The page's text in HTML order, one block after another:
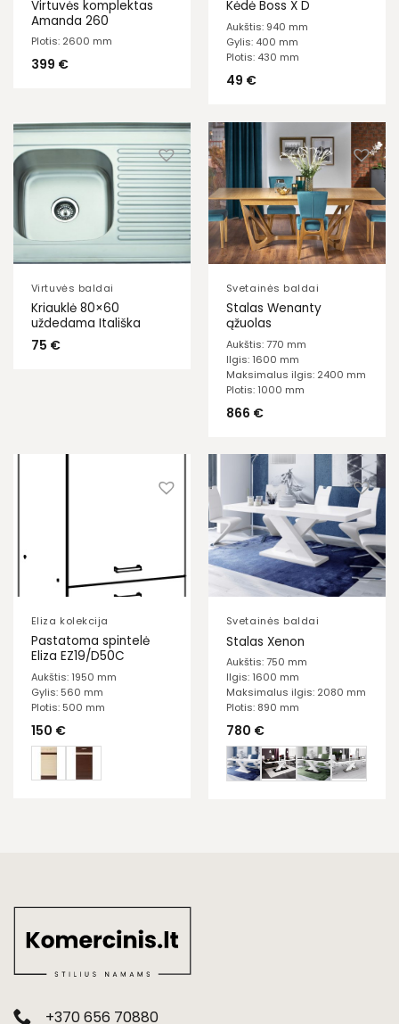
Virtuvės komplektas
Amanda 260
Plotis: 2600 mm
399 €
Kėdė Boss X D
Aukštis: 940 mm
Gylis: 400 mm
Plotis: 430 mm
49 €
Virtuvės baldai
Kriauklė 80×60
uždedama Itališka
75 €
Svetainės baldai
Stalas Wenanty
ąžuolas
Aukštis: 770 mm
Ilgis: 1600 mm
Maksimalus ilgis: 2400 mm
Plotis: 1000 mm
866 €
Eliza kolekcija
Pastatoma spintelė
Eliza EZ19/D50C
Aukštis: 1950 mm
Gylis: 560 mm
Plotis: 500 mm
150 €
Svetainės baldai
Stalas Xenon
Aukštis: 750 mm
Ilgis: 1600 mm
Maksimalus ilgis: 2080 mm
Plotis: 890 mm
780 €
+370 656 70880